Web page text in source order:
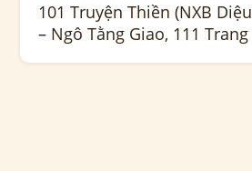
101 Truyện Thiền (NXB
– Ngô Tằng Giao, 111 Trang